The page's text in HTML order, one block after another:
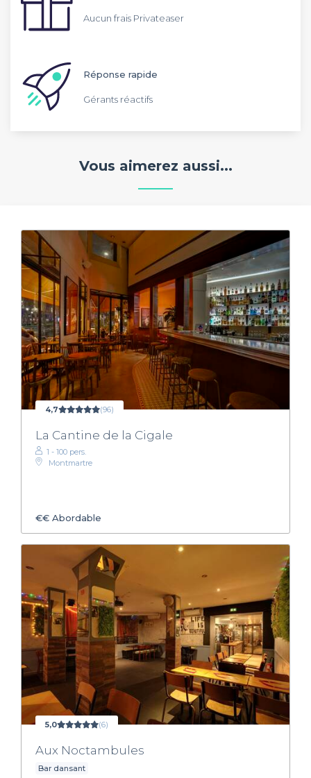
Aucun frais Privateaser
Réponse rapide
Gérants réactifs
Vous aimerez aussi...
4,7 (96)
La Cantine de la Cigale
1 - 100 pers.
Montmartre
€€ Abordable
5,0 (6)
Aux Noctambules
Bar dansant